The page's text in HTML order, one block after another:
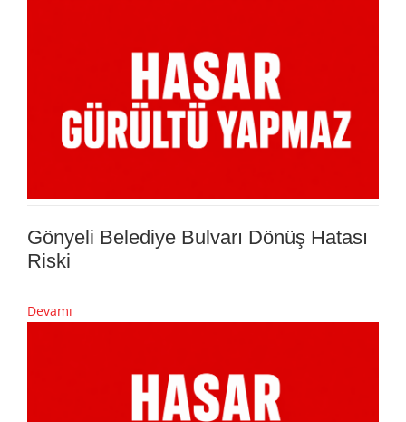
Gönyeli Belediye Bulvarı Dönüş Hatası
Riski
Devamı